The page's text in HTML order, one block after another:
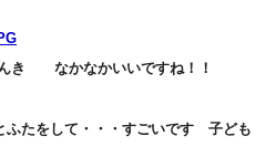
なかなかいいですね！！
して・・・すごいです 子ども